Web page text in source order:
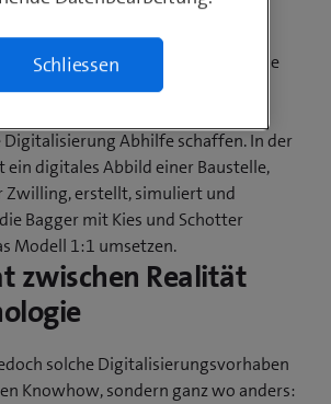
hinzu: Extrem kurze Zeitfenster,
und harte körperliche
kann nicht einfach die
oder Arbeiter verdoppelt werden,
eine akribische Planung. In vielen
Digitalisierung Abhilfe schaffen. In der
digitales Abbild einer Baustelle,
Zwilling, erstellt, simuliert und
Bagger mit Kies und Schotter
Modell 1:1 umsetzen.
zwischen Realität
solche Digitalisierungsvorhaben
Knowhow, sondern ganz wo anders:
Schliessen